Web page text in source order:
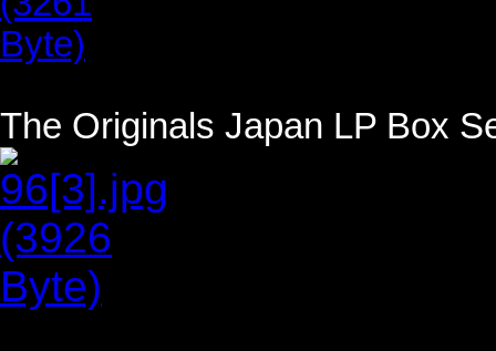
The Originals Japan LP Box